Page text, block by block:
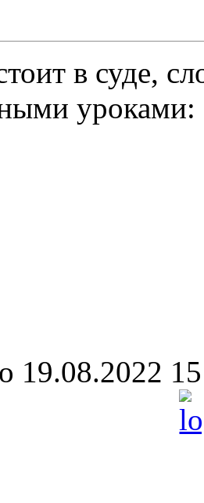
в суде,
уроками:
19.08.2022